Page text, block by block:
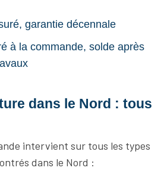
garantie décennale
à la commande, solde après
dans le Nord : tous
intervient sur tous les types
dans le Nord :